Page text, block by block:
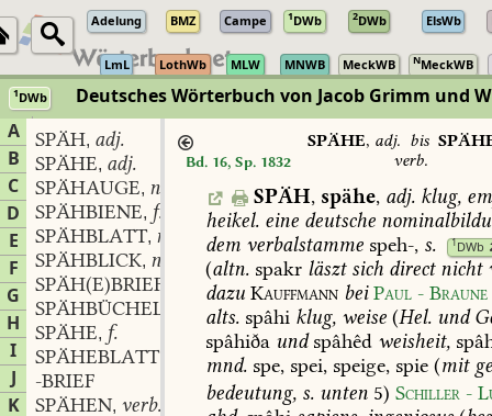
Adelung BMZ Campe 1DWb 2DWb ElsWb
LmL LothWb MLW MNWB MeckWB NMeckWB
1DWb Deutsches Wörterbuch von Jacob Grimm und
A
B
C
D
E
F
G
H
I
J
K
SPÄH, adj.
SPÄHE, adj.
SPÄHAUGE, n.
SPÄHBIENE, f.
SPÄHBLATT, n.
SPÄHBLICK, n.
SPÄH(E)BRIEF
SPÄHBÜCHELCHEN,n.
SPÄHE, f.
SPÄHEBLATT
-BRIEF
SPÄHEN, verb.
Bd. 16, Sp. 1832
SPÄHE, adj. bis
verb.
SPÄH, spähe, adj. klug,
heikel. eine deutsche
dem verbalstamme speh-, s. 1DWb
(altn. spakr läsztsich directnicht
dazu Kauffmann bei Paul - Braune
alts. spâhi klug, weise (Hel. und
spâhiða undspâhêd weisheit,
mnd. spe, spei, speige, spie (mit
bedeutung, s. unten 5) Schiller -